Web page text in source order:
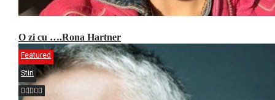
O zi cu ….Rona Hartner
Featured
Stiri